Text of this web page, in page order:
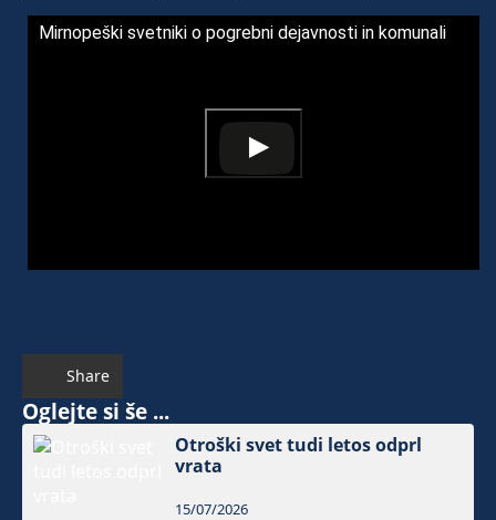
Mirnopeški svetniki o pogrebni dejavnosti in komunali
Share
Oglejte si še ...
Otroški svet tudi letos odprl
vrata
15/07/2026